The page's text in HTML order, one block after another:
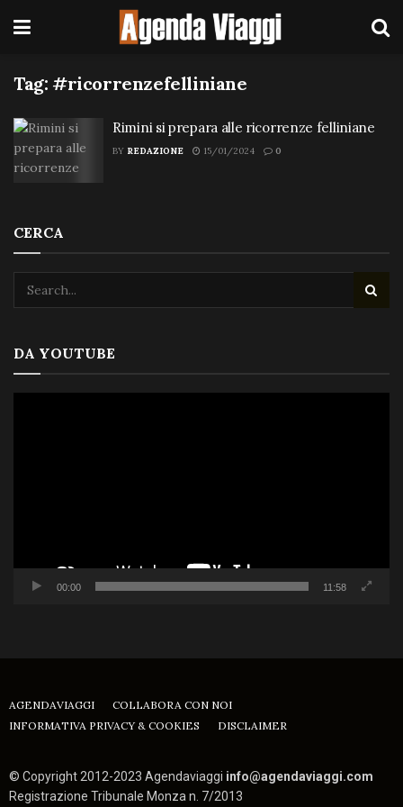
Tag: #ricorrenzefelliniane
Rimini si prepara alle ricorrenze felliniane
BY REDAZIONE 15/01/2024 0
CERCA
DA YOUTUBE
00:00 11:58
AGENDAVIAGGI
COLLABORA CON NOI
INFORMATIVA PRIVACY & COOKIES
DISCLAIMER
© Copyright 2012-2023 Agendaviaggi info@agendaviaggi.com
Registrazione Tribunale Monza n. 7/2013